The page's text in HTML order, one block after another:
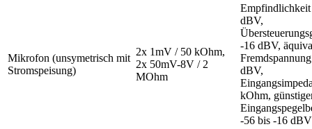
Mikrofon (unsymetrisch mit
Stromspeisung)
2x 1mV / 50 kOhm,
2x 50mV-8V / 2
MOhm
dBV,
-16 dBV,
dBV,
kOhm,
-56 bis -16 dBV